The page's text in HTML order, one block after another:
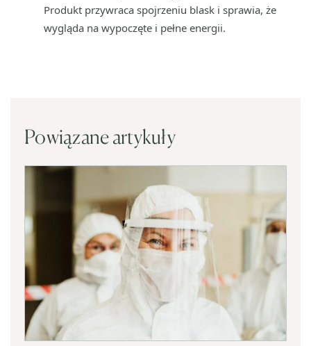
Produkt przywraca spojrzeniu blask i sprawia, że
wygląda na wypoczęte i pełne energii.
Powiązane artykuły